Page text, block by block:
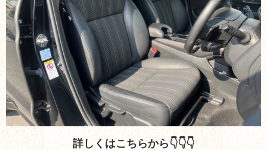
詳しくはこちらから👇👇👇